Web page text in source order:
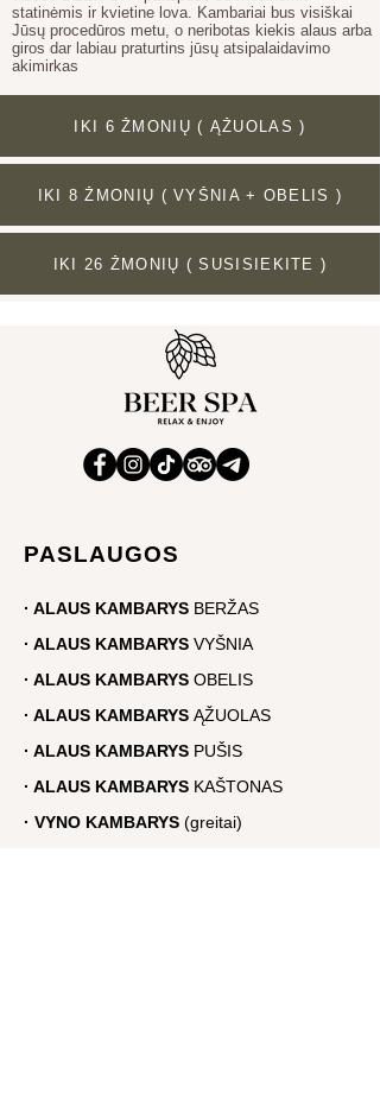
statinėmis ir kvietine lova. Kambariai bus visiškai
Jūsų procedūros metu, o neribotas kiekis alaus arba
giros dar labiau praturtins jūsų atsipalaidavimo
akimirkas
IKI 6 ŽMONIŲ ( ĄŽUOLAS )
IKI 8 ŽMONIŲ ( VYŠNIA + OBELIS )
IKI 26 ŽMONIŲ ( SUSISIEKITE )
PASLAUGOS
· ALAUS KAMBARYS BERŽAS
· ALAUS KAMBARYS VYŠNIA
· ALAUS KAMBARYS OBELIS
· ALAUS KAMBARYS ĄŽUOLAS
· ALAUS KAMBARYS PUŠIS
· ALAUS KAMBARYS KAŠTONAS
· VYNO KAMBARYS (greitai)